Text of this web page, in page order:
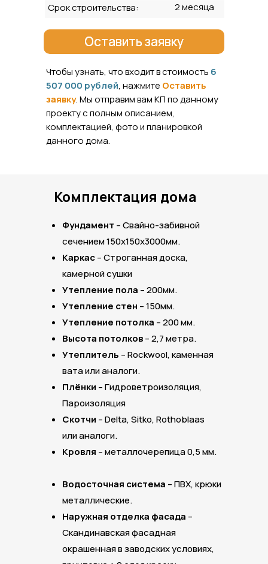
Срок строительства:
2 месяца
Чтобы узнать, что входит в стоимость 6
507 000 рублей, нажмите Оставить
заявку. Мы отправим вам КП по данному
проекту с полным описанием,
комплектацией, фото и планировкой
данного дома.
Оставить заявку
Оставить заявку
Комплектация дома
Фундамент –Свайно-забивной
сечением 150х150х3000мм.
Каркас– Строганная доска,
камерной сушки
Утепление пола – 200мм.
Утепление стен – 150мм.
Утепление потолка – 200 мм.
Высота потолков– 2,7 метра.
Утеплитель – Rockwool, каменная
вата или аналоги.
Плёнки – Гидроветроизоляция,
Пароизоляция
Скотчи – Delta, Sitko, Rothoblaas
или аналоги.
Кровля – металлочерепица 0,5 мм.
Водосточная система – ПВХ, крюки
металлические.
Наружная отделка фасада –
Скандинавская фасадная
окрашенная в заводских условиях,